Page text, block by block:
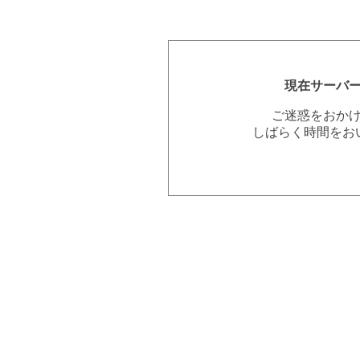
現在サーバ
ご迷惑をおか
しばらく時間を